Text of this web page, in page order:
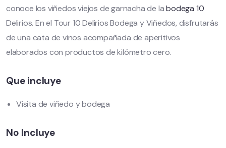
conoce los viñedos viejos de garnacha de labodega 10
Delirios. En el Tour 10 Delirios Bodega y Viñedos, disfrutarás
de una cata de vinos acompañada de aperitivos
elaborados con productos de kilómetro cero.
Que incluye
Visita de viñedo y bodega
No Incluye